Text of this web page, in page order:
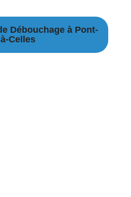
Débouchage à Pont-
à-Celles